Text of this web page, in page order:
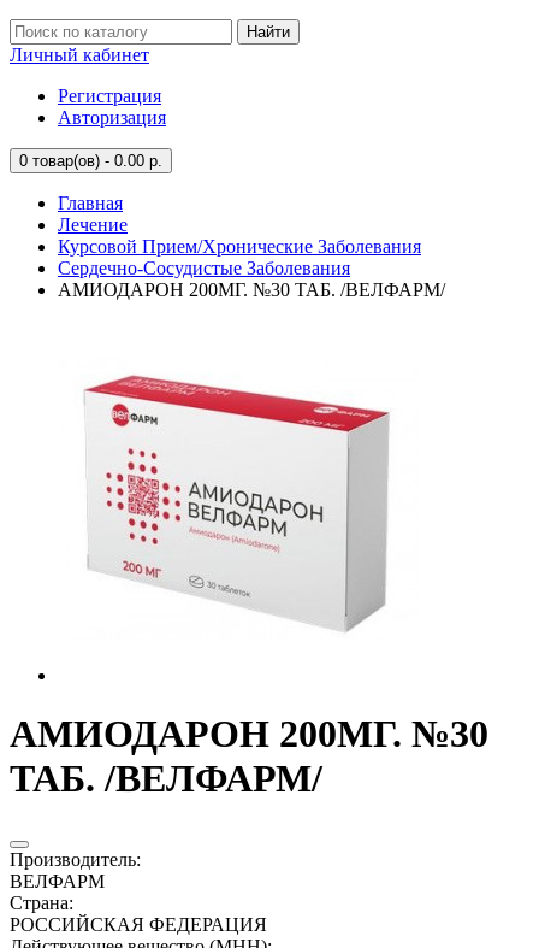
Найти
Личный кабинет
Регистрация
Авторизация
0 товар(ов) - 0.00 р.
Главная
Лечение
Курсовой Прием/Хронические Заболевания
Сердечно-Сосудистые Заболевания
АМИОДАРОН 200МГ. №30 ТАБ. /ВЕЛФАРМ/
АМИОДАРОН 200МГ. №30
ТАБ. /ВЕЛФАРМ/
Производитель:
ВЕЛФАРМ
Страна:
РОССИЙСКАЯ ФЕДЕРАЦИЯ